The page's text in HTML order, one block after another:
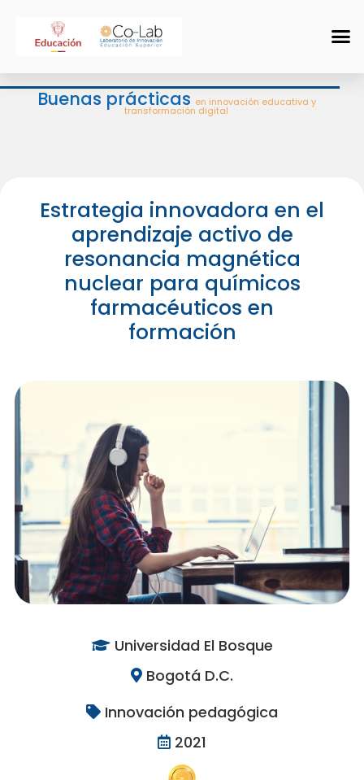
Buenas prácticas en innovación educativa y
transformación digital
Estrategia innovadora en el
aprendizaje activo de
resonancia magnética
nuclear para químicos
farmacéuticos en
formación
Universidad El Bosque
Bogotá D.C.
Innovación pedagógica
2021